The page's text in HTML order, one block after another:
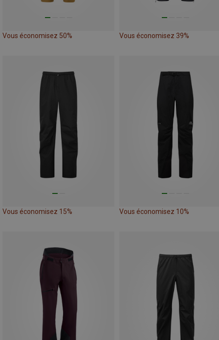
Vous économisez 50% Vous économisez 39%
Vous économisez 15% Vous économisez 10%